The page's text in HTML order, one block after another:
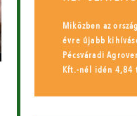
Miközben az
évre újabb
Pécsváradi
Kft.-nél idén 4,84